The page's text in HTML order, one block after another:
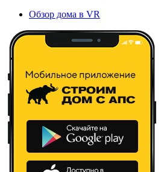
Обзор дома в VR